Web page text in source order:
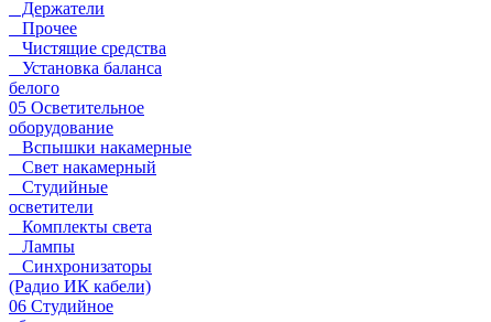
Держатели
Прочее
Чистящие средства
Установка баланса
белого
05 Осветительное
оборудование
Вспышки накамерные
Свет накамерный
Студийные
осветители
Комплекты света
Лампы
Синхронизаторы
(Радио ИК кабели)
06 Студийное